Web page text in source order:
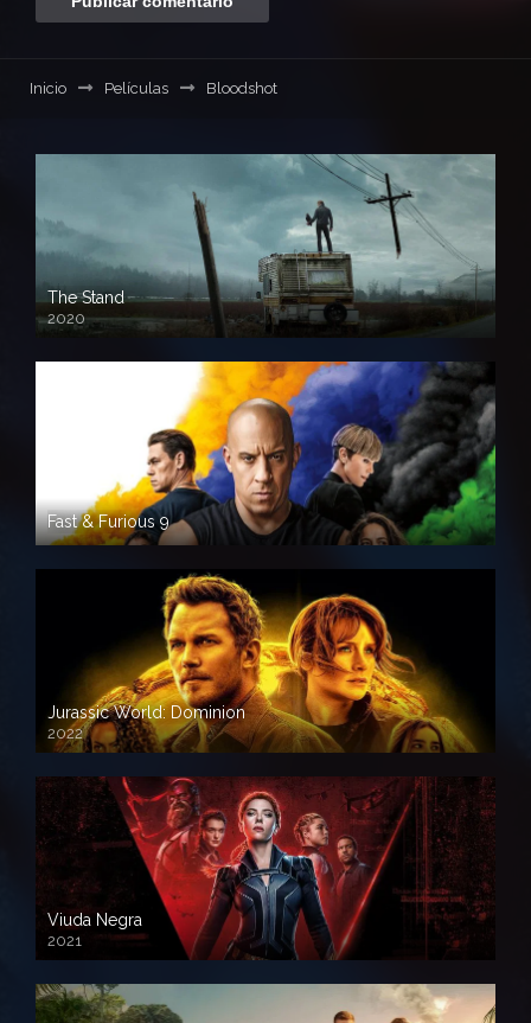
Inicio Películas Bloodshot
The Stand
2020
Fast & Furious 9
Jurassic World: Dominion
2022
Viuda Negra
2021